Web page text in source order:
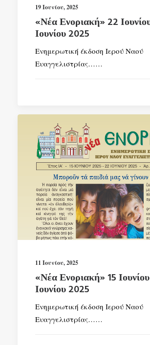
19 Ιουνίου, 2025
«Νέα Ενοριακή» 22
Ιουνίου 2025
Ενημερωτική έκδοση Ιερού Ναού
Ευαγγελιστρίας……
11 Ιουνίου, 2025
«Νέα Ενοριακή» 15
Ιουνίου 2025
Ενημερωτική έκδοση Ιερού Ναού
Ευαγγελιστρίας……